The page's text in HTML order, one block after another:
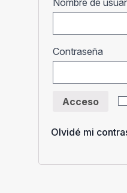
Contraseña
Acceso
Olvidé mi